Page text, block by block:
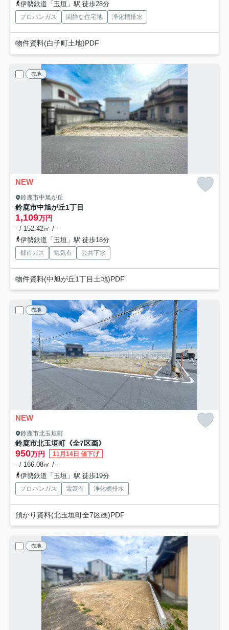
伊勢鉄道「玉垣」駅 徒歩28分
プロパンガス 閑静な住宅地 浄化槽排水
物件資料(白子町土地)PDF
売地
NEW
鈴鹿市中旭が丘
鈴鹿市中旭が丘1丁目
1,109万円
- / 152.42㎡ / -
伊勢鉄道「玉垣」駅 徒歩18分
都市ガス 電気有 公共下水
物件資料(中旭が丘1丁目土地)PDF
売地
NEW
鈴鹿市北玉垣町
鈴鹿市北玉垣町《全7区画》
950万円 11月14日 値下げ
- / 166.08㎡ / -
伊勢鉄道「玉垣」駅 徒歩19分
プロパンガス 電気有 浄化槽排水
預かり資料(北玉垣町全7区画)PDF
売地